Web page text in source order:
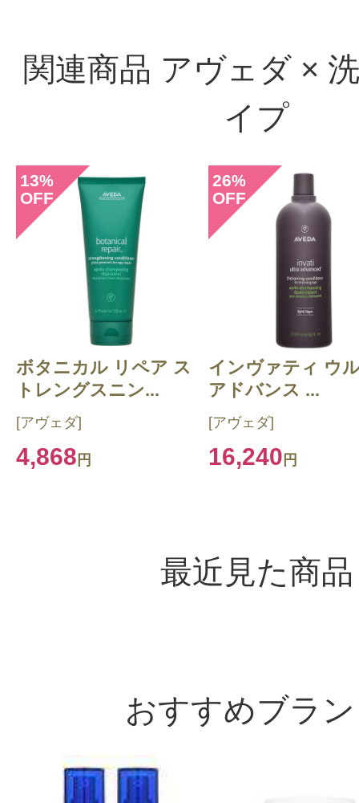
関連商品 アヴェダ ×
イプ
13%
OFF
ボタニカル リペア ス
トレングスニン...
[アヴェダ]
4,868 円
26%
OFF
インヴァティ ウ
アドバンス ...
[アヴェダ]
16,240 円
最近見た商品
おすすめブラ